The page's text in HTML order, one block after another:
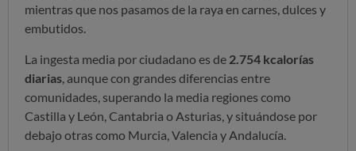
mientras que nos pasamos de la raya en carnes, dulces y
embutidos.
La ingesta media por ciudadano es de 2.754 kcalorías
diarias, aunque con grandes diferencias entre
comunidades, superando la media regiones como
Castilla y León, Cantabria o Asturias, y situándose por
debajo otras como Murcia, Valencia y Andalucía.